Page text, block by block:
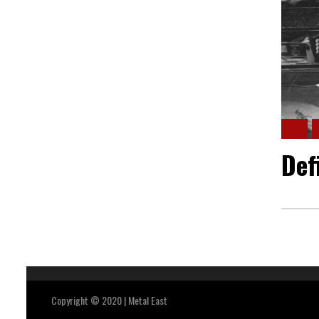
Copyright © 2020 | Metal East